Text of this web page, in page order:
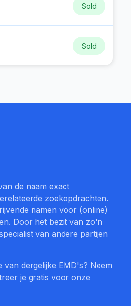
Sold
Sold
de naam exact
zoekopdrachten.
namen voor (online)
Door het bezit van zo'n
van andere partijen
van dergelijke EMD's? Neem
je gratis voor onze